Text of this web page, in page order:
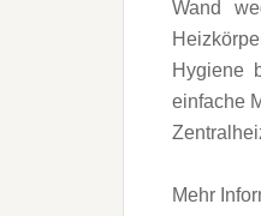
Wand
Hygiene
einfache
Mehr